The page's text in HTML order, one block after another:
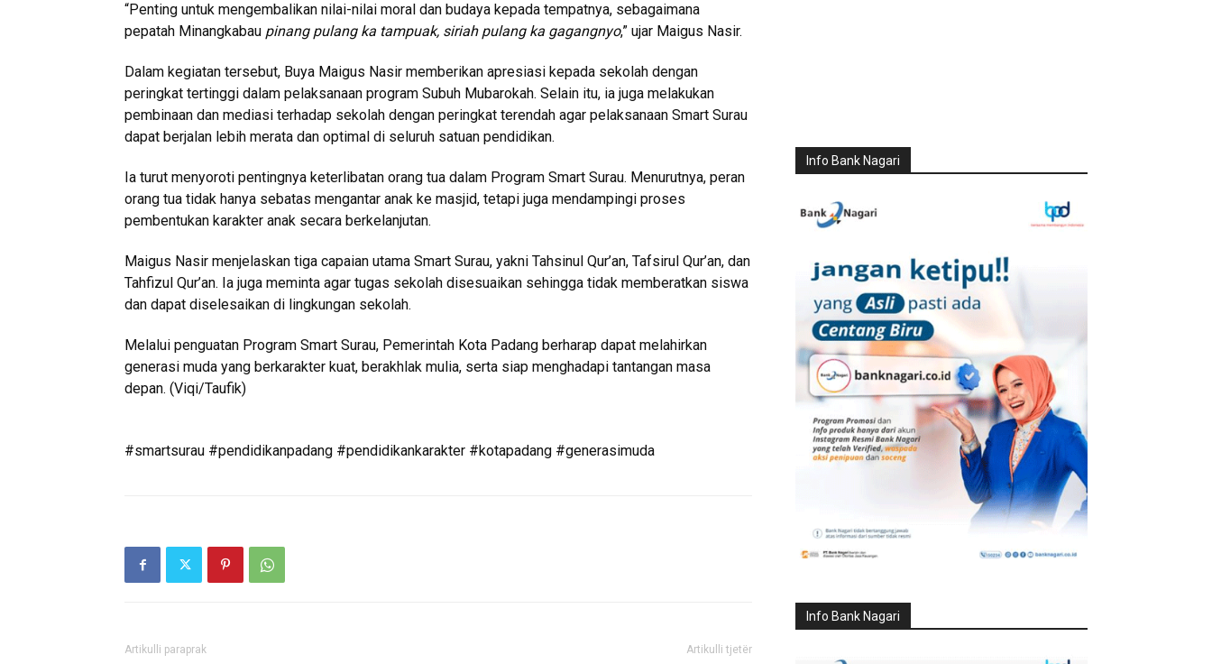
“Penting untuk mengembalikan nilai-nilai moral dan budaya kepada tempatnya, sebagaimana
pepatah Minangkabau pinang pulang ka tampuak, siriah pulang ka gagangnyo,” ujar Maigus Nasir.
Dalam kegiatan tersebut, Buya Maigus Nasir memberikan apresiasi kepada sekolah dengan
peringkat tertinggi dalam pelaksanaan program Subuh Mubarokah. Selain itu, ia juga melakukan
pembinaan dan mediasi terhadap sekolah dengan peringkat terendah agar pelaksanaan Smart Surau
dapat berjalan lebih merata dan optimal di seluruh satuan pendidikan.
Ia turut menyoroti pentingnya keterlibatan orang tua dalam Program Smart Surau. Menurutnya, peran
orang tua tidak hanya sebatas mengantar anak ke masjid, tetapi juga mendampingi proses
pembentukan karakter anak secara berkelanjutan.
Maigus Nasir menjelaskan tiga capaian utama Smart Surau, yakni Tahsinul Qur’an, Tafsirul Qur’an, dan
Tahfizul Qur’an. Ia juga meminta agar tugas sekolah disesuaikan sehingga tidak memberatkan siswa
dan dapat diselesaikan di lingkungan sekolah.
Melalui penguatan Program Smart Surau, Pemerintah Kota Padang berharap dapat melahirkan
generasi muda yang berkarakter kuat, berakhlak mulia, serta siap menghadapi tantangan masa
depan. (Viqi/Taufik)
#smartsurau #pendidikanpadang #pendidikankarakter #kotapadang #generasimuda
Artikulli paraprak Artikulli tjetër
Info Bank Nagari
Info Bank Nagari